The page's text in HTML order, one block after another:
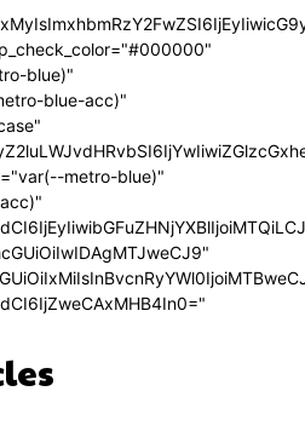
blue)"
blue-acc)"
metro-blue)"